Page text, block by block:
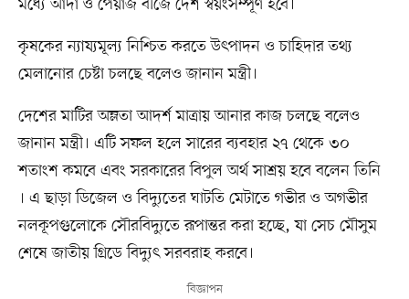
মধ্যে আদা ও পেঁয়াজ বীজে দেশ স্বয়ংসম্পূর্ণ হবে।
কৃষকের ন্যায্যমূল্য নিশ্চিত করতে উৎপাদন ও চাহিদার তথ্য
মেলানোর চেষ্টা চলছে বলেও জানান মন্ত্রী।
দেশের মাটির অম্লতা আদর্শ মাত্রায় আনার কাজ চলছে বলেও
জানান মন্ত্রী। এটি সফল হলে সারের ব্যবহার ২৭ থেকে ৩০
শতাংশ কমবে এবং সরকারের বিপুল অর্থ সাশ্রয় হবে বলেন তিনি
। এ ছাড়া ডিজেল ও বিদ্যুতের ঘাটতি মেটাতে গভীর ও অগভীর
নলকূপগুলোকে সৌরবিদ্যুতে রূপান্তর করা হচ্ছে, যা সেচ মৌসুম
শেষে জাতীয় গ্রিডে বিদ্যুৎ সরবরাহ করবে।